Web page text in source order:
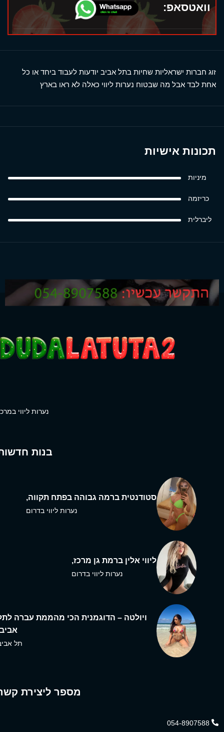
וואטסאפ:
זוג חברות ישראליות שחיות בתל אביב יודעות לעבוד ביחד או כל
אחת לבד אבל מה שבטוח נערות ליווי כאלה לא ראו בארץ
תכונות אישיות
מיניות
כריזמה
ליברלית
נערות ליווי
בנות
סטודנטית ברמה גבוהה בפתח תקווה,
נערות ליווי בדרום
ליווי אלין ברמת גן מרכז,
נערות ליווי בדרום
ויולטה – הדוגמנית הכי מהממת עברה
תל
מספר ליצירת
054-8907588